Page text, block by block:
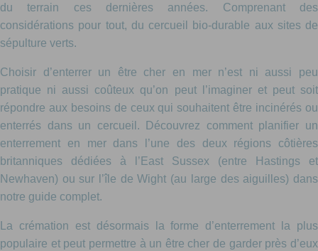
du terrain ces dernières années. Comprenant des
considérations pour tout, du cercueil bio-durable aux sites de
sépulture verts.
Choisir d’enterrer un être cher en mer n’est ni aussi peu
pratique ni aussi coûteux qu’on peut l’imaginer et peut soit
répondre aux besoins de ceux qui souhaitent être incinérés ou
enterrés dans un cercueil. Découvrez comment planifier un
enterrement en mer dans l’une des deux régions côtières
britanniques dédiées à l’East Sussex (entre Hastings et
Newhaven) ou sur l’île de Wight (au large des aiguilles) dans
notre guide complet.
La crémation est désormais la forme d’enterrement la plus
populaire et peut permettre à un être cher de garder près d’eux